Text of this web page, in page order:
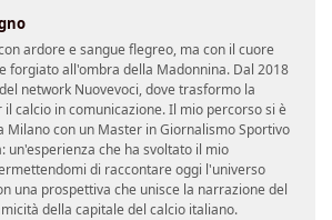
ardore e sangue flegreo, ma con il cuore
forgiato all'ombra della Madonnina. Dal 2018
network Nuovevoci, dove trasformo la
il calcio in comunicazione. Il mio percorso si è
Milano con un Master in Giornalismo Sportivo
un'esperienza che ha svoltato il mio
di raccontare oggi l'universo
una prospettiva che unisce la narrazione del
della capitale del calcio italiano.